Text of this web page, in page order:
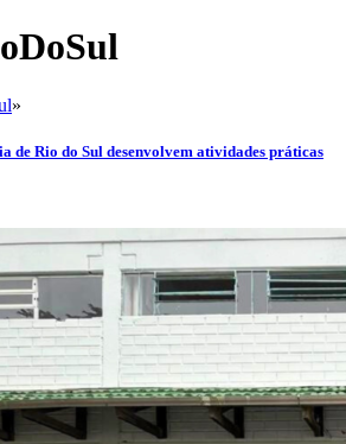
»
de Rio do Sul desenvolvem atividades práticas